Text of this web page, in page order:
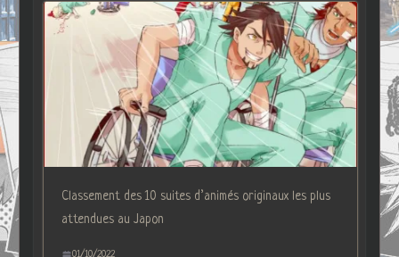
Classement des 10 suites d’animés originaux les plus
attendues au Japon
01/10/2022